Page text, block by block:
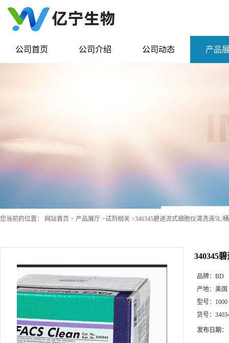
公司首页 公司介绍 公司动态 产品
您当前的位置： 网站首页 > 产品展厅 >试剂相关 >340345碧迪流式细胞仪清洗液5L/
340345
品牌： BD
产地： 美国
型号：
货号：
发布日期：